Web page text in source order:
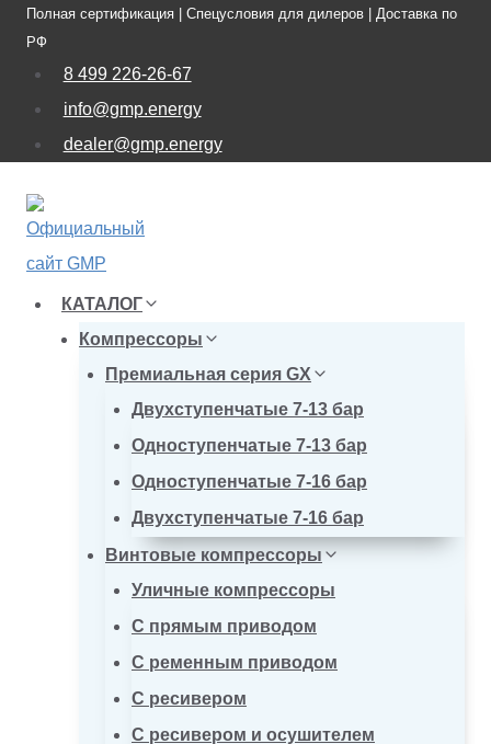
Перейти
содержимому
Полная сертификация | Спецусловия для дилеров | Доставка по
РФ
8 499 226-26-67
info@gmp.energy
dealer@gmp.energy
КАТАЛОГ
Компрессоры
Премиальная серия GX
Двухступенчатые 7-13 бар
Одноступенчатые 7-13 бар
Одноступенчатые 7-16 бар
Двухступенчатые 7-16 бар
Винтовые компрессоры
Уличные компрессоры
С прямым приводом
С ременным приводом
С ресивером
С ресивером и осушителем